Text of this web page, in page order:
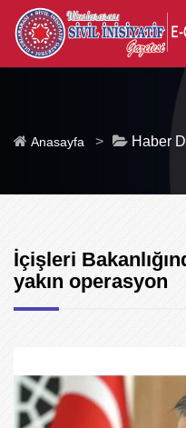
Anasayfa > Haber
İçişleri
yakın operasyon